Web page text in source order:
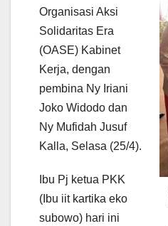
Organisasi Aksi
Solidaritas Era
(OASE) Kabinet
Kerja, dengan
pembina Ny Iriani
Joko Widodo dan
Ny Mufidah Jusuf
Kalla, Selasa (25/4).
Ibu Pj ketua PKK
(Ibu iit kartika eko
subowo) hari ini